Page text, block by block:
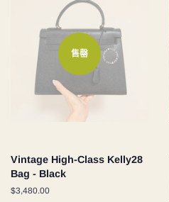
售罄
Vintage High-Class Kelly28
Bag - Black
定
$3,480.00